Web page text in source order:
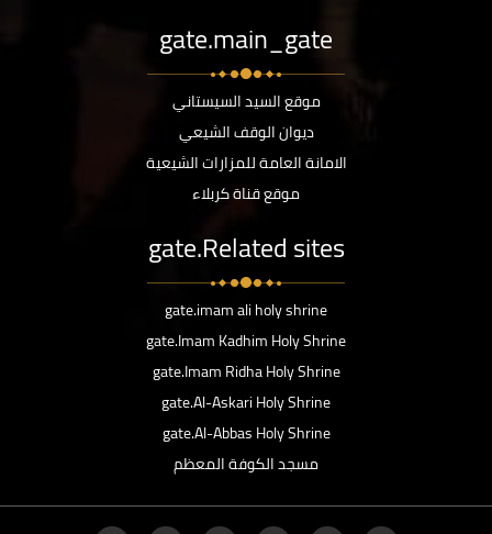
gate.main_gate
موقع السيد السيستاني
ديوان الوقف الشيعي
الامانة العامة للمزارات الشيعية
موقع قناة كربلاء
gate.Related sites
gate.imam ali holy shrine
gate.Imam Kadhim Holy Shrine
gate.Imam Ridha Holy Shrine
gate.Al-Askari Holy Shrine
gate.Al-Abbas Holy Shrine
مسجد الكوفة المعظم